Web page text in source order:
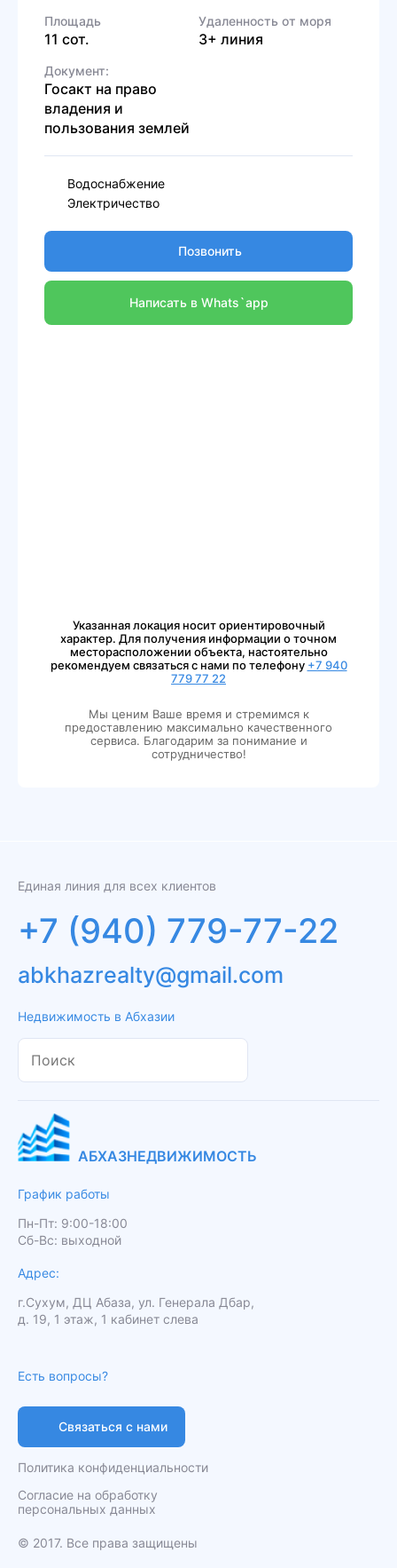
Площадь
11 сот.
Удаленность от моря
3+ линия
Документ:
Госакт на право
владения и
пользования землей
Водоснабжение
Электричество
Позвонить
Написать в Whats`app
Указанная локация носит ориентировочный
характер. Для получения информации о точном
месторасположении объекта, настоятельно
рекомендуем связаться с нами по телефону +7 940
779 77 22
Мы ценим Ваше время и стремимся к
предоставлению максимально качественного
сервиса. Благодарим за понимание и
сотрудничество!
Единая линия для всех клиентов
+7 (940) 779-77-22
Недвижимость в Абхазии
abkhazrealty@gmail.com
АБХАЗНЕДВИЖИМОСТЬ
График работы
Пн-Пт: 9:00-18:00
Сб-Вс: выходной
Адрес:
г.Сухум, ДЦ Абаза, ул. Генерала Дбар,
д. 19, 1 этаж, 1 кабинет слева
Политика конфиденциальности
Согласие на обработку
персональных данных
️© 2017. Все права защищены
Есть вопросы?
Связаться с нами